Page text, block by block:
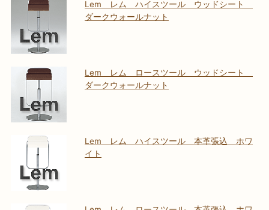
Lem レム ハイスツール ウッドシート
ダークウォールナット
Lem レム ロースツール ウッドシート
ダークウォールナット
Lem レム ハイスツール 本革張込 ホワ
イト